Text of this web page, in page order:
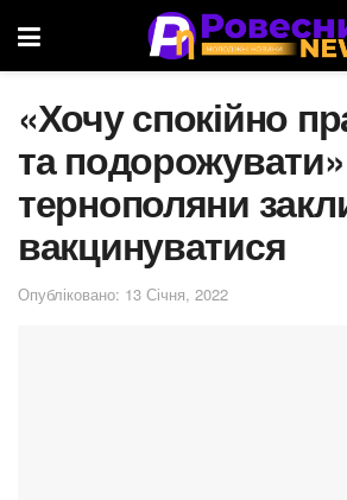
«Хочу спокійно
та подорожувати»
тернополяни
вакцинуватися
Опубліковано: 13 Січня, 2022